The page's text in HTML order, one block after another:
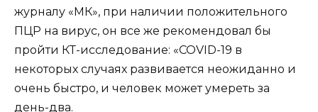
журналу «МК», при наличии положительного
ПЦР на вирус, он все же рекомендовал бы
пройти КТ-исследование: «COVID-19 в
некоторых случаях развивается неожиданно и
очень быстро, и человек может умереть за
день-два.